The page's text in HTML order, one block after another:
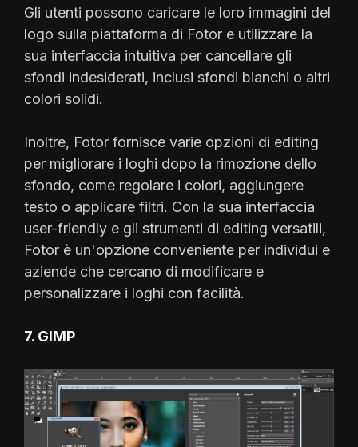
Gli utenti possono caricare le loro immagini del
logo sulla piattaforma di Fotor e utilizzare la
sua interfaccia intuitiva per cancellare gli
sfondi indesiderati, inclusi sfondi bianchi o altri
colori solidi.
Inoltre, Fotor fornisce varie opzioni di editing
per migliorare i loghi dopo la rimozione dello
sfondo, come regolare i colori, aggiungere
testo o applicare filtri. Con la sua interfaccia
user-friendly e gli strumenti di editing versatili,
Fotor è un'opzione conveniente per individui e
aziende che cercano di modificare e
personalizzare i loghi con facilità.
7. GIMP